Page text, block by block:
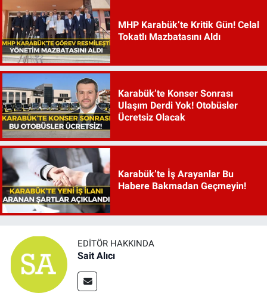
MHP Karabük’te Kritik Gün! Celal
Tokatlı Mazbatasını Aldı
Karabük’te Konser Sonrası
Ulaşım Derdi Yok! Otobüsler
Ücretsiz Olacak
Karabük’te İş Arayanlar Bu
Habere Bakmadan Geçmeyin!
EDITÖR HAKKINDA
Sait Alıcı